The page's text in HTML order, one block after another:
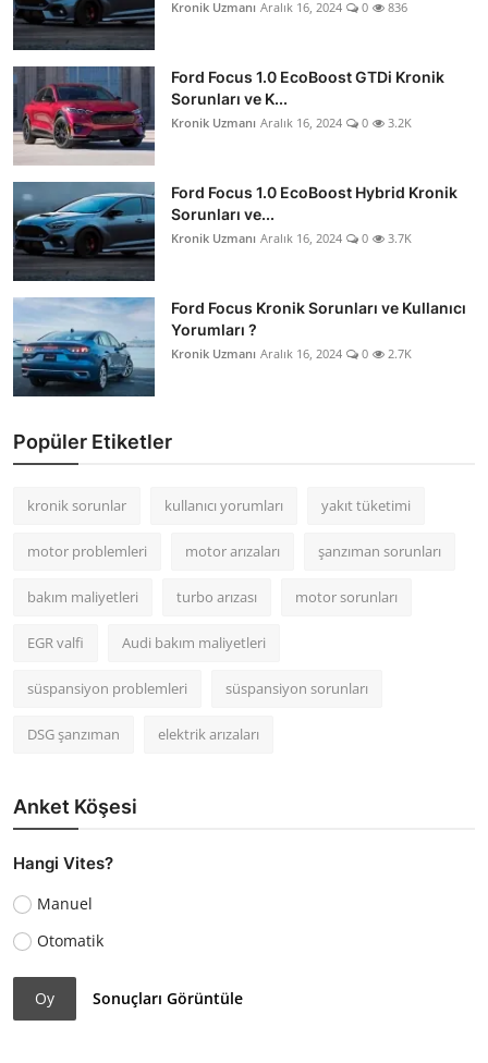
Kronik Uzmanı Aralık 16, 2024 0 836
Ford Focus 1.0 EcoBoost GTDi Kronik
Sorunları ve K...
Kronik Uzmanı Aralık 16, 2024 0 3.2K
Ford Focus 1.0 EcoBoost Hybrid Kronik
Sorunları ve...
Kronik Uzmanı Aralık 16, 2024 0 3.7K
Ford Focus Kronik Sorunları ve Kullanıcı
Yorumları ?
Kronik Uzmanı Aralık 16, 2024 0 2.7K
Popüler Etiketler
kronik sorunlar kullanıcı yorumları yakıt tüketimi
motor problemleri motor arızaları şanzıman sorunları
bakım maliyetleri turbo arızası motor sorunları
EGR valfi Audi bakım maliyetleri
süspansiyon problemleri süspansiyon sorunları
DSG şanzıman elektrik arızaları
Anket Köşesi
Hangi Vites?
Manuel
Otomatik
Oy Sonuçları Görüntüle